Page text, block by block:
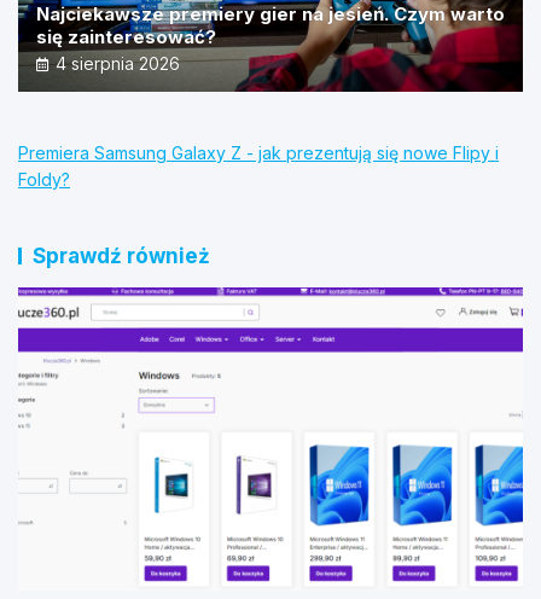
Najciekawsze premiery gier na jesień. Czym warto
się zainteresować?
4 sierpnia 2026
Premiera Samsung Galaxy Z - jak prezentują się nowe Flipy i
Foldy?
Sprawdź również